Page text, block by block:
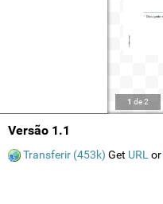
1 de2
Versão 1.1
Transferir (453k) Get URL or